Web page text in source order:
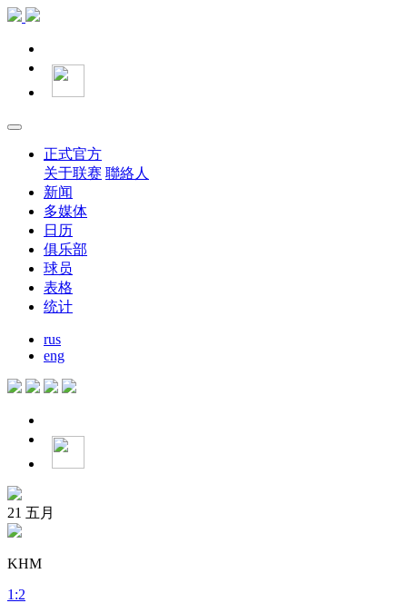
正式官方
关于联赛 聯絡人
新闻
多媒体
日历
俱乐部
球员
表格
统计
rus
eng
21 五月
KHM
1 :2